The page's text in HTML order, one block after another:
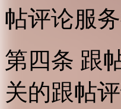
帖评论服务
第四条 跟
关的跟帖